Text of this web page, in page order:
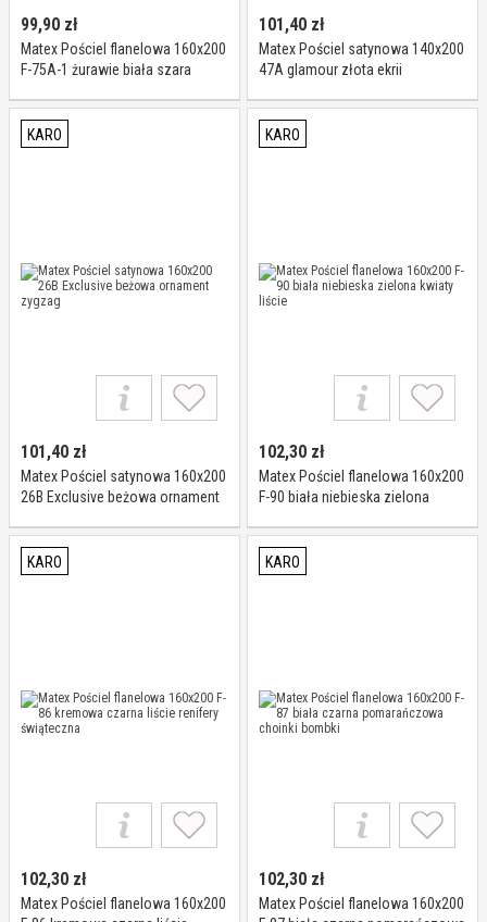
99,90 zł
Matex Pościel flanelowa 160x200
F-75A-1 żurawie biała szara
101,40 zł
Matex Pościel satynowa 140x200
47A glamour złota ekrii
KARO
101,40 zł
Matex Pościel satynowa 160x200
26B Exclusive beżowa ornament
KARO
102,30 zł
Matex Pościel flanelowa 160x200
F-90 biała niebieska zielona
KARO
102,30 zł
Matex Pościel flanelowa 160x200
KARO
102,30 zł
Matex Pościel flanelowa 160x200